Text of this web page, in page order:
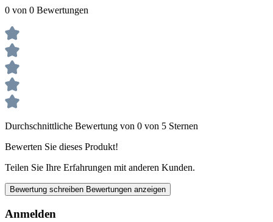
0 von 0 Bewertungen
Durchschnittliche Bewertung von 0 von 5 Sternen
Bewerten Sie dieses Produkt!
Teilen Sie Ihre Erfahrungen mit anderen Kunden.
Bewertung schreiben Bewertungen anzeigen
Anmelden